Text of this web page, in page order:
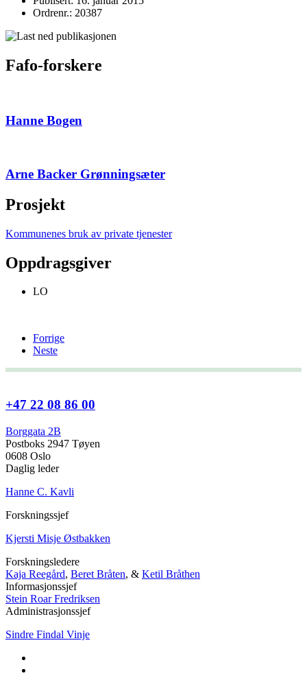
Ordrenr.: 20387
Fafo-forskere
Hanne Bogen
Arne Backer Grønningsæter
Prosjekt
Kommunenes bruk av private tjenester
Oppdragsgiver
LO
Forrige
Neste
+47 22 08 86 00
Borggata 2B
Postboks 2947 Tøyen
0608 Oslo
Daglig leder
Hanne C. Kavli
Forskningssjef
Kjersti Misje Østbakken
Forskningsledere
Kaja Reegård, Beret Bråten, & Ketil Bråthen
Informasjonssjef
Stein Roar Fredriksen
Administrasjonssjef
Sindre Findal Vinje